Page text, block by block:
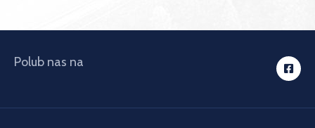
Polub nas na